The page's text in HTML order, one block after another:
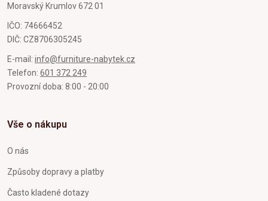
Moravský Krumlov 672 01
IČO: 74666452
DIČ: CZ8706305245
E-mail: info@furniture-nabytek.cz
Telefon: 601 372 249
Provozní doba: 8:00 - 20:00
Vše o nákupu
O nás
Způsoby dopravy a platby
Často kladené dotazy